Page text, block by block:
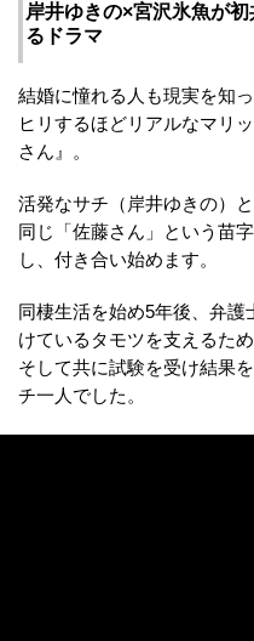
岸井ゆきの×宮沢氷魚が
るドラマ
結婚に憧れる人も現実を知
ヒリするほどリアルなマリ
さん』。
活発なサチ（岸井ゆきの）
同じ「佐藤さん」という苗
し、付き合い始めます。
同棲生活を始め5年後、弁
けているタモツを支えるた
そして共に試験を受け結果
チ一人でした。